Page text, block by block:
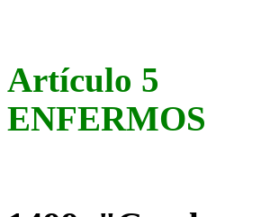
Artículo 5 LA
ENFERMOS